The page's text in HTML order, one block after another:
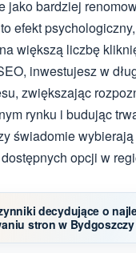
jako bardziej
efekt
większą liczbę
inwestujesz w
zwiększając
rynku i budując
świadomie
opcji w
decydujące o
stron w Bydgoszczy